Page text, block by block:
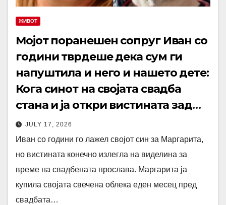
ЖИВОТ
Мојот поранешен сопруг Иван со
години тврдеше дека сум ги
напуштила и него и нашето дете:
Кога синот на својата свадба
стана и ја откри вистината зад
татковите лаги, ги шокираше
сите
JULY 17, 2026
Иван со години го лажел својот син за Маргарита,
но вистината конечно излегла на виделина за
време на свадбената прослава. Маргарита ја
купила својата свечена облека еден месец пред
свадбата…